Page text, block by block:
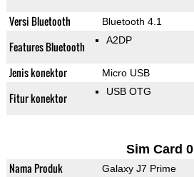
Versi Bluetooth Bluetooth 4.1
Features Bluetooth A2DP
Jenis konektor Micro USB
Fitur konektor USB OTG
Sim Card 0
Nama Produk Galaxy J7 Prime